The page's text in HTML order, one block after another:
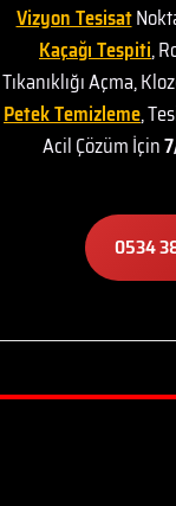
Vizyon Tesisat
Kaçağı Tespiti,
Tıkanıklığı Açma,
Petek Temizleme,
Acil Çözüm İçin
0534